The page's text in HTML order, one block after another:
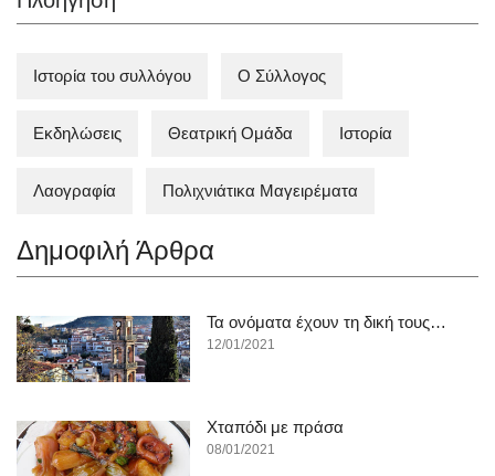
Ιστορία του συλλόγου Ο Σύλλογος
Εκδηλώσεις Θεατρική Ομάδα Ιστορία
Λαογραφία Πολιχνιάτικα Mαγειρέματα
Δημοφιλή Άρθρα
Τα ονόματα έχουν τη δική τους…
12/01/2021
Χταπόδι με πράσα
08/01/2021